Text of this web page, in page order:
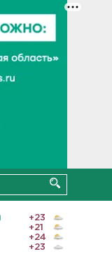
+23
+21
+24
+23